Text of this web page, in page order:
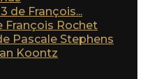
de François...
François Rochet
Pascale Stephens
Koontz